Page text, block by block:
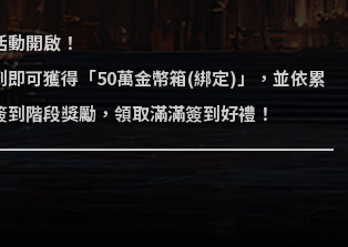
開啟！
即可獲得「50萬金幣箱(綁定)」，並依累
階段獎勵，領取滿滿簽到好禮！